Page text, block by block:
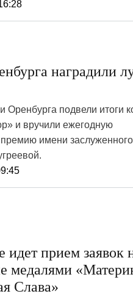
наградили
Оренбурга подвели итоги
и вручили ежегодную
имени
идет прием заявок
медалями
Слава»